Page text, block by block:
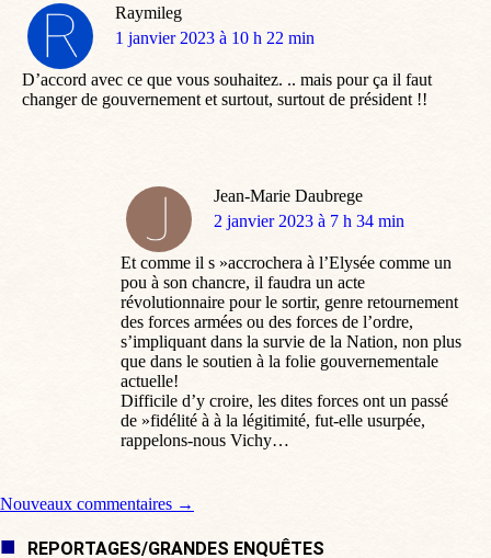
Raymileg
dit
1 janvier 2023 à 10 h 22 min
D’accord avec ce que vous souhaitez. .. mais pour ça il faut
changer de gouvernement et surtout, surtout de président !!
Jean-Marie Daubrege
dit
2 janvier 2023 à 7 h 34 min
Et comme il s »accrochera à l’Elysée comme un
pou à son chancre, il faudra un acte
révolutionnaire pour le sortir, genre retournement
des forces armées ou des forces de l’ordre,
s’impliquant dans la survie de la Nation, non plus
que dans le soutien à la folie gouvernementale
actuelle!
Difficile d’y croire, les dites forces ont un passé
de »fidélité à à la légitimité, fut-elle usurpée,
rappelons-nous Vichy…
Navigation de commentaire
Nouveaux commentaires →
REPORTAGES/GRANDES ENQUÊTES